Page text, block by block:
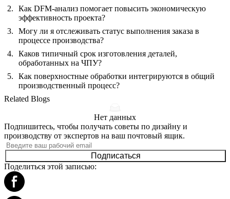
Как DFM-анализ помогает повысить экономическую
эффективность проекта?
Могу ли я отслеживать статус выполнения заказа в
процессе производства?
Каков типичный срок изготовления деталей,
обработанных на ЧПУ?
Как поверхностные обработки интегрируются в общий
производственный процесс?
Related Blogs
Нет данных
Подпишитесь, чтобы получать советы по дизайну и
производству от экспертов на ваш почтовый ящик.
Подписаться
Поделиться этой записью: